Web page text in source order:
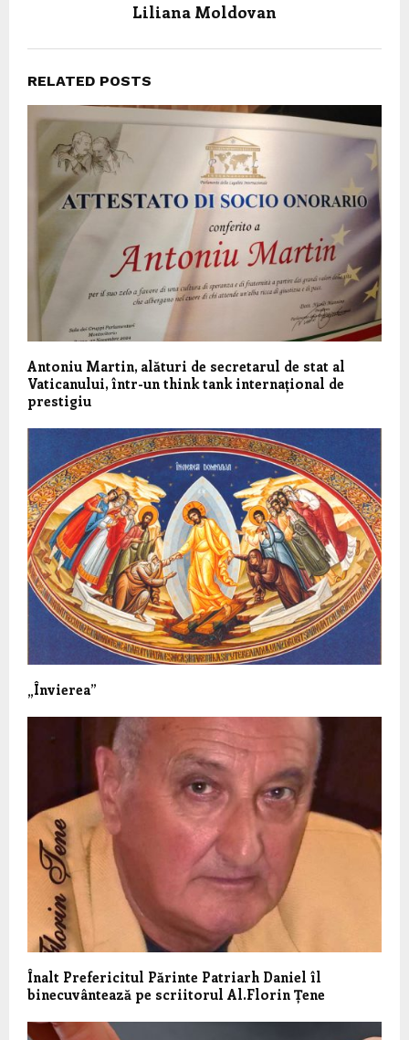
Liliana Moldovan
RELATED POSTS
Antoniu Martin, alături de secretarul de stat al
Vaticanului, într-un think tank internațional de
prestigiu
„Învierea”
Înalt Prefericitul Părinte Patriarh Daniel îl
binecuvântează pe scriitorul Al.Florin Țene